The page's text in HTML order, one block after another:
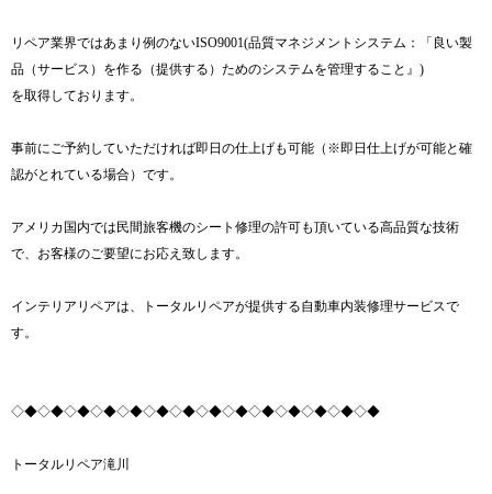
リペア業界ではあまり例のないISO9001(品質マネジメントシステム：「良い製
品（サービス）を作る（提供する）ためのシステムを管理すること』)
を取得しております。
事前にご予約していただければ即日の仕上げも可能（※即日仕上げが可能と確
認がとれている場合）です。
アメリカ国内では民間旅客機のシート修理の許可も頂いている高品質な技術
で、お客様のご要望にお応え致します。
インテリアリペアは、トータルリペアが提供する自動車内装修理サービスで
す。
◇◆◇◆◇◆◇◆◇◆◇◆◇◆◇◆◇◆◇◆◇◆◇◆◇◆◇◆
トータルリペア滝川